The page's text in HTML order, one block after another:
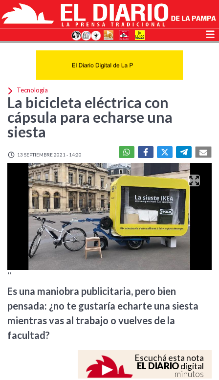
Tecnologia
La bicicleta eléctrica con
cápsula para echarse una
siesta
13 SEPTIEMBRE 2021 - 14:20
''
Es una maniobra publicitaria, pero bien
pensada: ¿no te gustaría echarte una siesta
mientras vas al trabajo o vuelves de la
facultad?
Escuchá esta nota
EL DIARIOdigital
minutos